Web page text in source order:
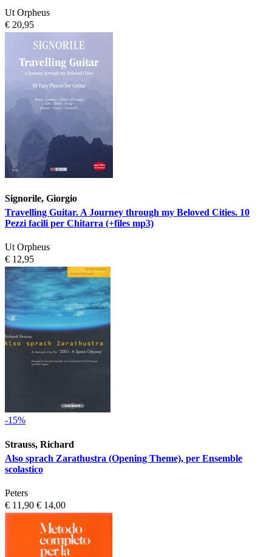
Ut Orpheus
€ 20,95
Signorile, Giorgio
Travelling Guitar. A Journey through my Beloved Cities. 10
Pezzi facili per Chitarra (+files mp3)
Ut Orpheus
€ 12,95
-15%
Strauss, Richard
Also sprach Zarathustra (Opening Theme), per Ensemble
scolastico
Peters
€ 11,90 € 14,00